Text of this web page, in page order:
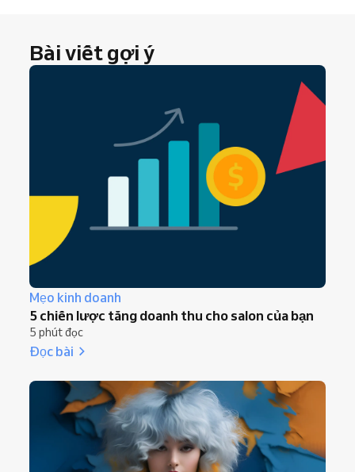
Bài viết gợi ý
Mẹo kinh doanh
5 chiến lược tăng doanh thu cho salon của bạn
5 phút đọc
Đọc bài